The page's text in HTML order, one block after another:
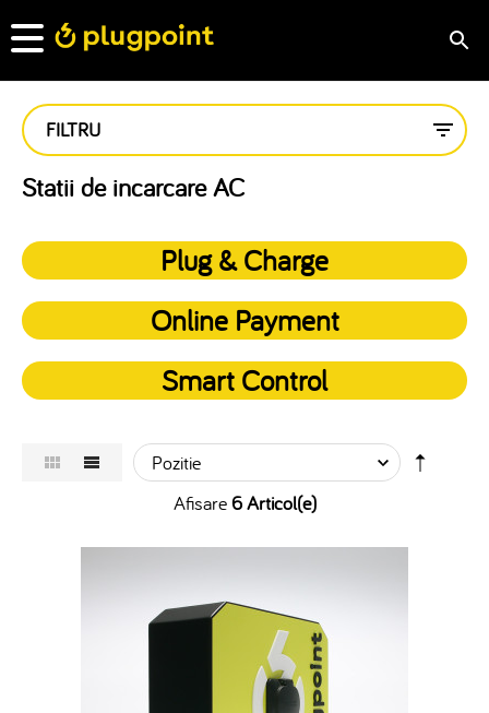
FILTRU
Statii de incarcare AC
Plug & Charge
Online Payment
Smart Control
Afisare6 Articol(e)